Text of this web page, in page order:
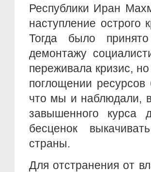
Республики Иран
наступление острого
Тогда было
демонтажу
переживала кризис,
поглощении
что мы и наблюдали,
завышенного курса
бесценок
страны.
Для отстранения от